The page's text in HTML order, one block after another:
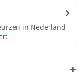
in Nederland